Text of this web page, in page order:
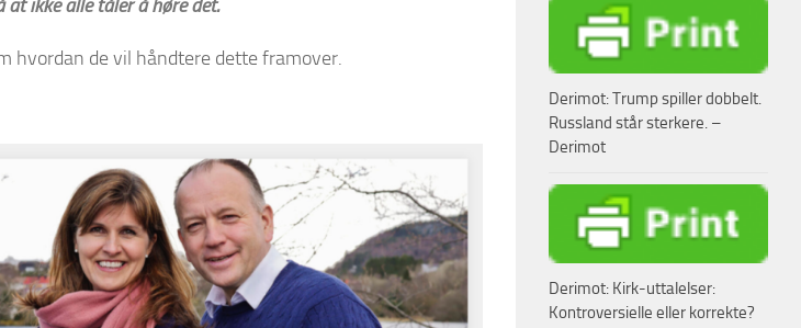
at ikke alle tåler å høre det.
hvordan de vil håndtere dette framover.
Derimot: Trump spiller dobbelt.
Russland står sterkere. –
Derimot
Derimot: Kirk-uttalelser:
Kontroversielle eller korrekte?